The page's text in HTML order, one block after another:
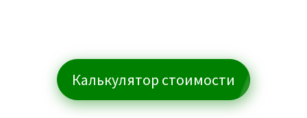
Калькулятор стоимости